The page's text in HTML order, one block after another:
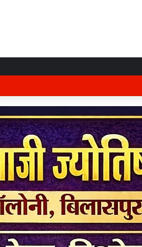
लेंगे विभागीय योजनाओं और विकास कार्यों की समीक्षा